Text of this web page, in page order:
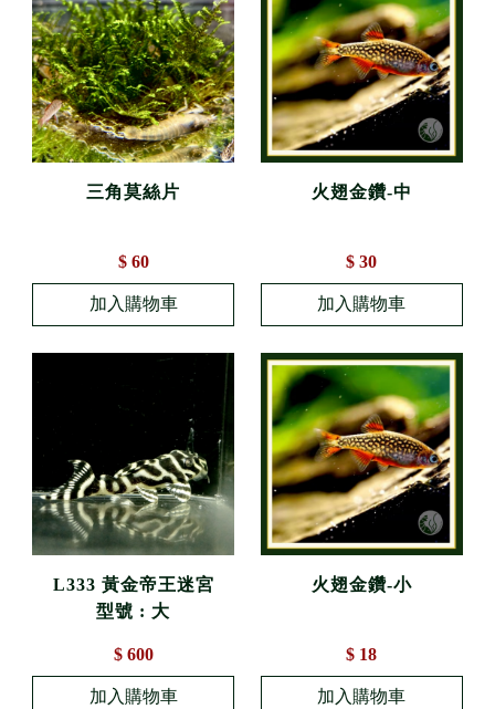
三角莫絲片
$ 60
火翅金鑽-中
$ 30
L333 黃金帝王迷宮
型號 : 大
$ 600
火翅金鑽-小
$ 18